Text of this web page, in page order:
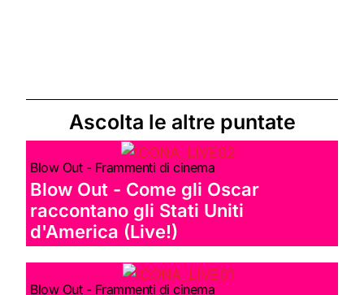
Ascolta le altre puntate
Blow Out - Frammenti di cinema
Blow Out - Come gli Oscar
raccontano gli Stati Uniti
d'America (Live!)
Blow Out - Frammenti di cinema